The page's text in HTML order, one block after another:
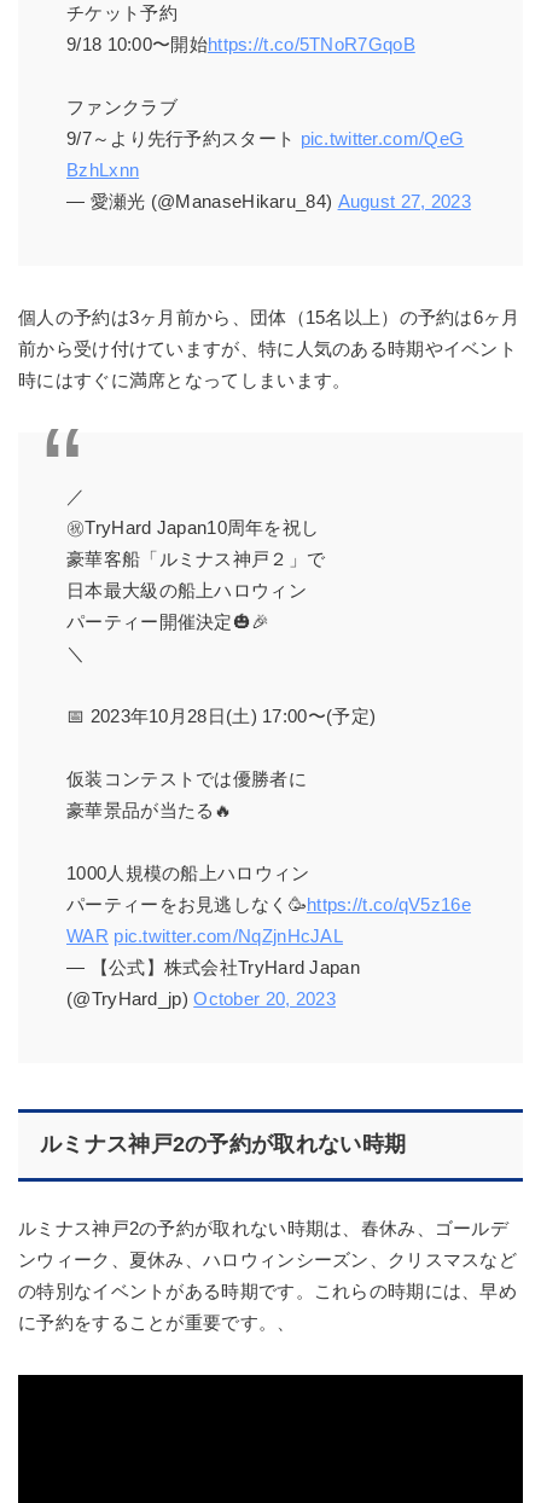
チケット予約
9/18 10:00〜開始https://t.co/5TNoR7GqoB
ファンクラブ
9/7～より先行予約スタート pic.twitter.com/QeG
BzhLxnn
— 愛瀬光 (@ManaseHikaru_84) August 27, 2023
個人の予約は3ヶ月前から、団体（15名以上）の予約は6ヶ月
前から受け付けていますが、特に人気のある時期やイベント
時にはすぐに満席となってしまいます。
／
㊗️TryHard Japan10周年を祝し
豪華客船「ルミナス神戸２」で
日本最大級の船上ハロウィン
パーティー開催決定🎃🎉
＼
📅 2023年10月28日(土) 17:00〜(予定)
仮装コンテストでは優勝者に
豪華景品が当たる🔥
1000人規模の船上ハロウィン
パーティーをお見逃しなく🥳https://t.co/qV5z16e
WAR pic.twitter.com/NqZjnHcJAL
— 【公式】株式会社TryHard Japan
(@TryHard_jp)October 20, 2023
ルミナス神戸2の予約が取れない時期
ルミナス神戸2の予約が取れない時期は、春休み、ゴールデ
ンウィーク、夏休み、ハロウィンシーズン、クリスマスなど
の特別なイベントがある時期です。これらの時期には、早め
に予約をすることが重要です。、